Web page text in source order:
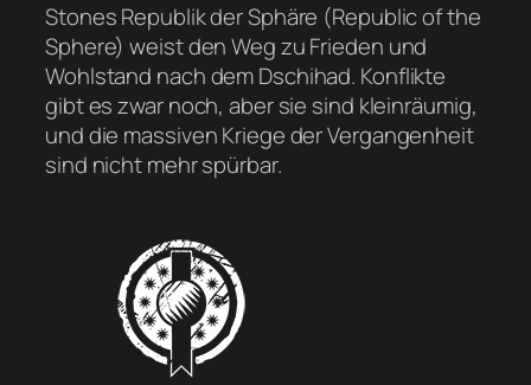
Stones Republik der Sphäre (Republic of the
Sphere) weist den Weg zu Frieden und
Wohlstand nach dem Dschihad. Konflikte
gibt es zwar noch, aber sie sind kleinräumig,
und die massiven Kriege der Vergangenheit
sind nicht mehr spürbar.